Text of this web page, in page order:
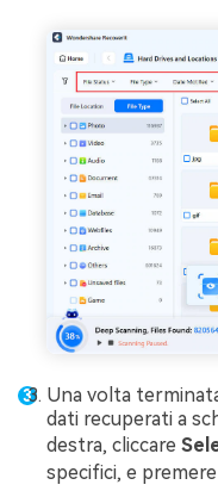
Una volta
dati recuperati a
destra, cliccare
specifici, e premere